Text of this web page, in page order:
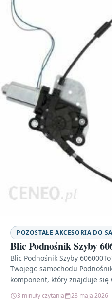
POZOSTAŁE AKCESORIA DO
Blic Podnośnik Szyby
Blic Podnośnik Szyby
Twojego samochodu
komponent, który znajduje się
3 minuty czytania 28 maja 2026